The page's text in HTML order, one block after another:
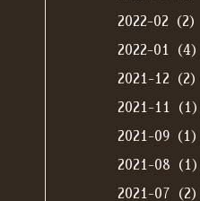
2022-02（2）
2022-01（4）
2021-12（2）
2021-11（1）
2021-09（1）
2021-08（1）
2021-07（2）